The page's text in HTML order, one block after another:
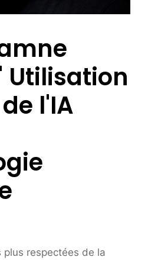
Utilisation
l'IA
plus respectées de la